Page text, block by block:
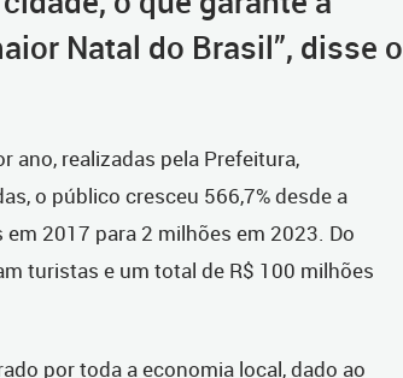
Natal do Brasil”, disse o
ano, realizadas pela Prefeitura,
o público cresceu 566,7% desde a
2017 para 2 milhões em 2023. Do
turistas e um total de R$ 100 milhões
por toda a economia local, dado ao